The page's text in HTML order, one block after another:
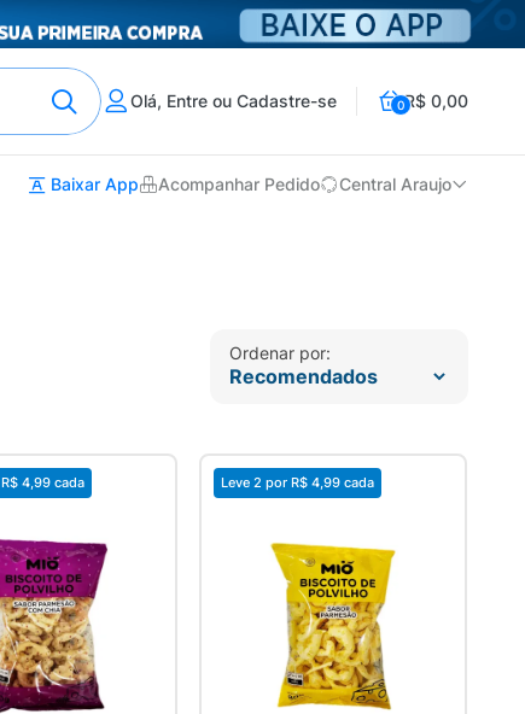
Olá, Entre ou Cadastre-se 0R$ 0,00
Baixar App Acompanhar Pedido Central Araujo
Ordenar por:
R$ 4,99 cada Leve 2 por R$ 4,99 cada